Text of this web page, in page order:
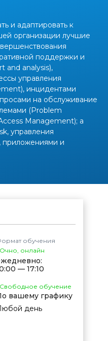
и адаптировать к
организации лучшие
поддержки и
and analysis),
управления
инцидентами
на обслуживание
(Problem
Management); а
управления
приложениями и
обучения
Очно, онлайн
— 17:10
Свободное обучение
вашему графику
день